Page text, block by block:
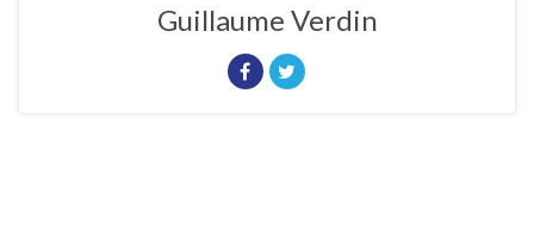
Guillaume Verdin